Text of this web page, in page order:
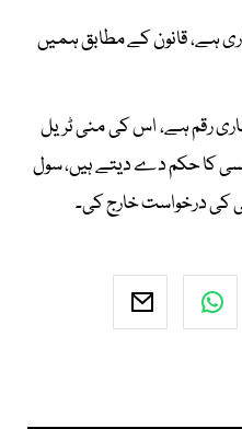
ہے، قانون کے مطابق ہمیں
رقم ہے، اس کی منی ٹریل
کا حکم دے دیتے ہیں، سول
کی درخواست خارج کی۔